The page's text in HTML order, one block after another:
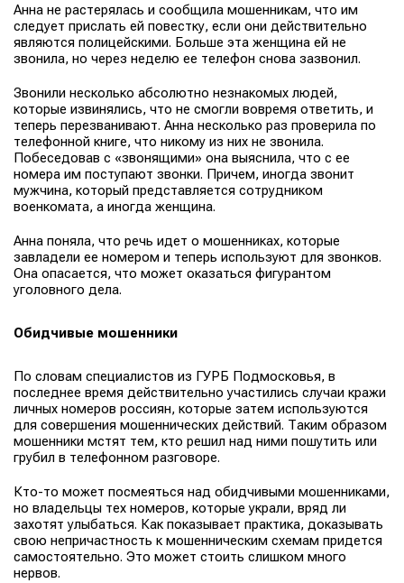
Анна не растерялась и сообщила мошенникам, что им
следует прислать ей повестку, если они действительно
являются полицейскими. Больше эта женщина ей не
звонила, но через неделю ее телефон снова зазвонил.
Звонили несколько абсолютно незнакомых людей,
которые извинялись, что не смогли вовремя ответить, и
теперь перезванивают. Анна несколько раз проверила по
телефонной книге, что никому из них не звонила.
Побеседовав с «звонящими» она выяснила, что с ее
номера им поступают звонки. Причем, иногда звонит
мужчина, который представляется сотрудником
военкомата, а иногда женщина.
Анна поняла, что речь идет о мошенниках, которые
завладели ее номером и теперь используют для звонков.
Она опасается, что может оказаться фигурантом
уголовного дела.
Обидчивые мошенники
По словам специалистов из ГУРБ Подмосковья, в
последнее время действительно участились случаи кражи
личных номеров россиян, которые затем используются
для совершения мошеннических действий. Таким образом
мошенники мстят тем, кто решил над ними пошутить или
грубил в телефонном разговоре.
Кто-то может посмеяться над обидчивыми мошенниками,
но владельцы тех номеров, которые украли, вряд ли
захотят улыбаться. Как показывает практика, доказывать
свою непричастность к мошенническим схемам придется
самостоятельно. Это может стоить слишком много
нервов.